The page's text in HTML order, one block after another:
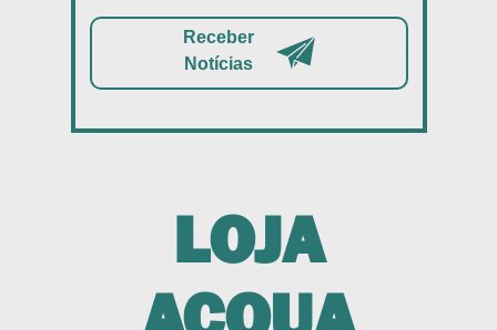
Receber
Notícias
LOJA